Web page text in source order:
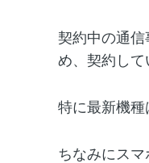
契約中の通
め、契約して
特に最新機種
ちなみにス